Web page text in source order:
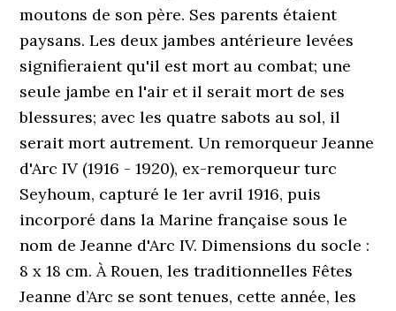
moutons de son père. Ses parents étaient
paysans. Les deux jambes antérieure levées
signifieraient qu'il est mort au combat; une
seule jambe en l'air et il serait mort de ses
blessures; avec les quatre sabots au sol, il
serait mort autrement. Un remorqueur Jeanne
d'Arc IV (1916 - 1920), ex-remorqueur turc
Seyhoum, capturé le 1er avril 1916, puis
incorporé dans la Marine française sous le
nom de Jeanne d'Arc IV. Dimensions du socle :
8 x 18 cm. À Rouen, les traditionnelles Fêtes
Jeanne d’Arc se sont tenues, cette année, les